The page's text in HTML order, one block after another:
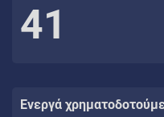
41
Ενεργά